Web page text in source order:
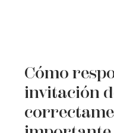
Cómo
invitación